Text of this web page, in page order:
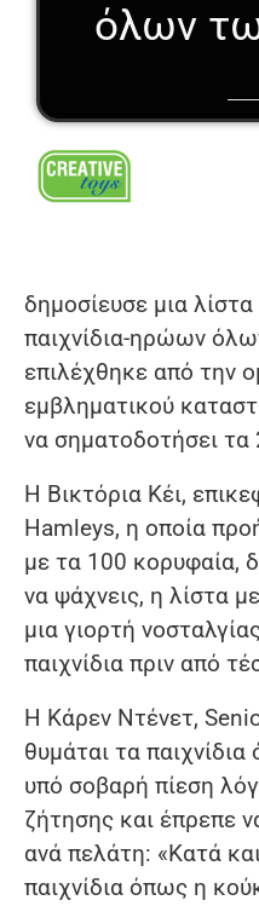
όλων
δημοσίευσε μια
παιχνίδια-ηρώων
επιλέχθηκε από την
εμβληματικού
να σηματοδοτήσει τα
Η Βικτόρια Κέι,
Hamleys, η οποία
με τα 100 κορυφαία,
να ψάχνεις, η λίστα
μια γιορτή
παιχνίδια πριν από
Η Κάρεν Ντένετ,
θυμάται τα
υπό σοβαρή πίεση
ζήτησης και έπρεπε
ανά πελάτη: «Κατά
παιχνίδια όπως η